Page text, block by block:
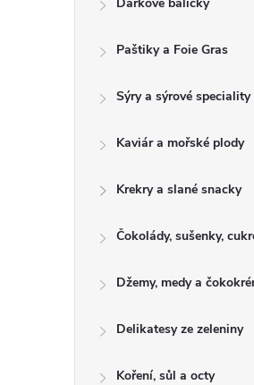
Paštiky a Foie Gras
Sýry a sýrové speciality
Kaviár a mořské plody
Krekry a slané snacky
Čokolády, sušenky,
Džemy, medy a
Delikatesy ze zeleniny
Koření, sůl a octy